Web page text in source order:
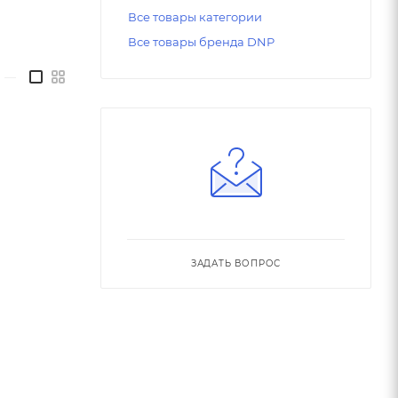
Все товары категории
Все товары бренда DNP
ЗАДАТЬ ВОПРОС